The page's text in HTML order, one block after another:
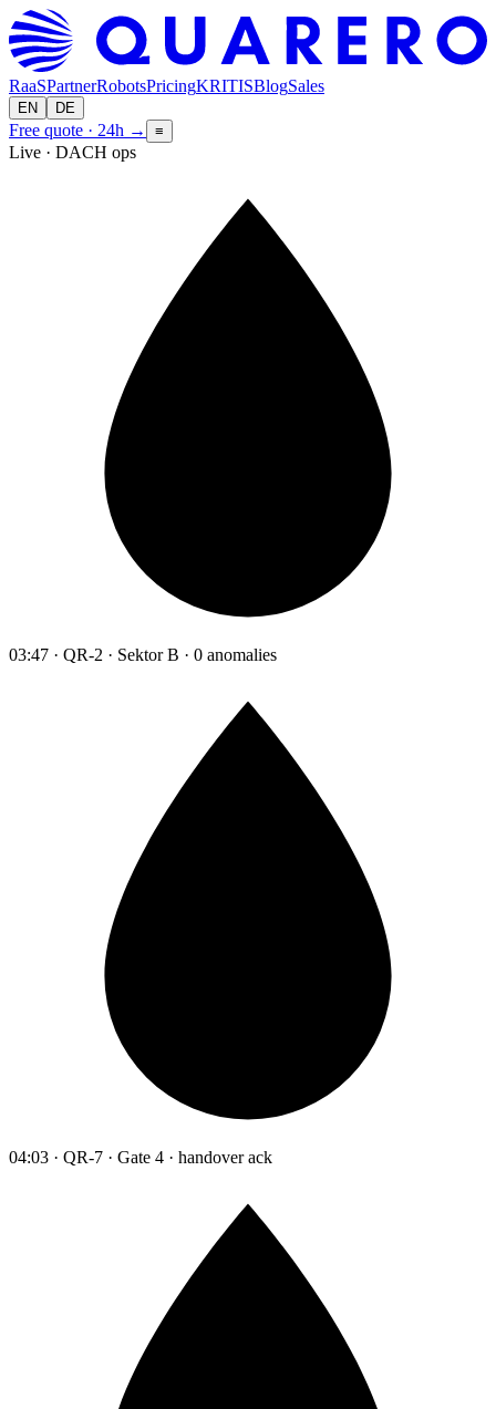
RaaSPartnerRobotsPricingKRITISBlogSales
EN DE
Free quote · 24h → ≡
Live · DACH ops
03:47 · QR-2 · Sektor B · 0 anomalies
04:03 · QR-7 · Gate 4 · handover ack